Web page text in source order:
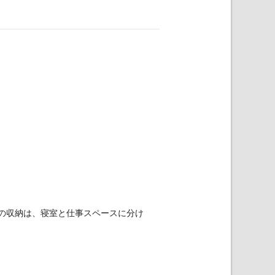
収納は、寝室と仕事スペースに分け